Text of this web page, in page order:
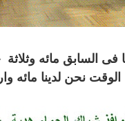
فى السابق مائه
نحن لدينا مائه